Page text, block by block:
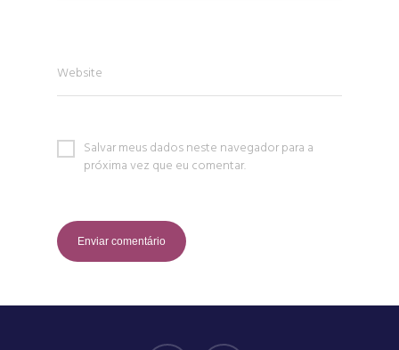
Website
Salvar meus dados neste navegador para a
próxima vez que eu comentar.